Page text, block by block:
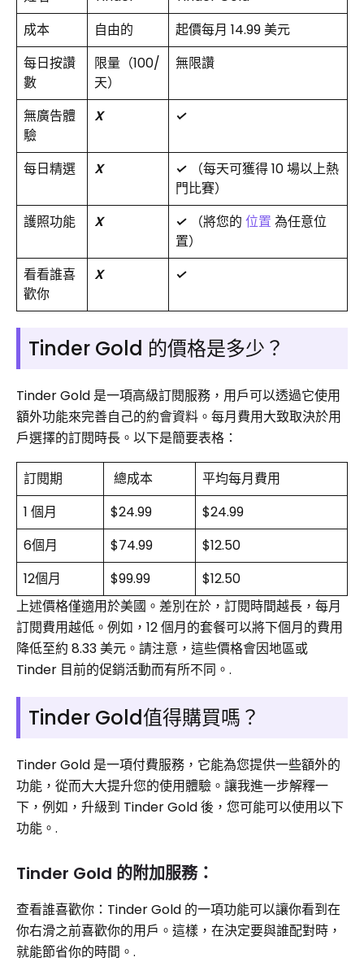
成本
自由的
起價每月 14.99 美元
每日按讚
數
限量（100/
天）
無限讚
無廣告體
驗
X ✓
每日精選 X ✓
（每天可獲得 10 場以上熱
門比賽）
護照功能
X ✓ （將您的 位置 為任意位
置）
看看誰喜
歡你
X ✓
Tinder Gold 的價格是多少？
Tinder Gold 是一項高級訂閱服務，用戶可以透過它使用
額外功能來完善自己的約會資料。每月費用大致取決於用
戶選擇的訂閱時長。以下是簡要表格：
訂閱期 總成本
平均每月費用
1 個月
$24.99
$24.99
6個月
$74.99
$12.50
12個月
$99.99
$12.50
上述價格僅適用於美國。差別在於，訂閱時間越長，每月
訂閱費用越低。例如，12 個月的套餐可以將下個月的費用
降低至約 8.33 美元。請注意，這些價格會因地區或
Tinder 目前的促銷活動而有所不同。.
Tinder Gold值得購買嗎？
Tinder Gold 是一項付費服務，它能為您提供一些額外的
功能，從而大大提升您的使用體驗。讓我進一步解釋一
下，例如，升級到 Tinder Gold 後，您可能可以使用以下
功能。.
Tinder Gold 的附加服務：
查看誰喜歡你：Tinder Gold 的一項功能可以讓你看到在
你右滑之前喜歡你的用戶。這樣，在決定要與誰配對時，
就能節省你的時間。.